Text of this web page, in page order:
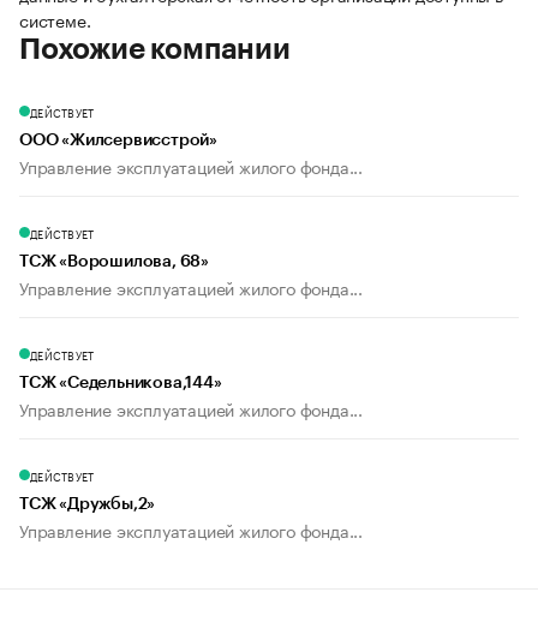
системе.
Похожие компании
ДЕЙСТВУЕТ
ООО «Жилсервисстрой»
Управление эксплуатацией жилого фонда...
ДЕЙСТВУЕТ
ТСЖ «Ворошилова, 68»
Управление эксплуатацией жилого фонда...
ДЕЙСТВУЕТ
ТСЖ «Седельникова,144»
Управление эксплуатацией жилого фонда...
ДЕЙСТВУЕТ
ТСЖ «Дружбы,2»
Управление эксплуатацией жилого фонда...